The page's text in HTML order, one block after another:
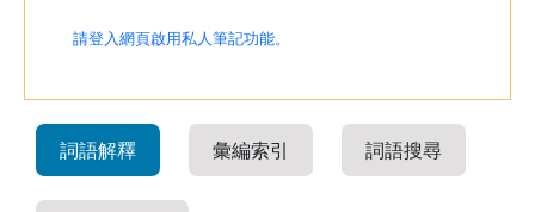
請登入網頁啟用私人筆記功能。
詞語解釋 彙編索引 詞語搜尋